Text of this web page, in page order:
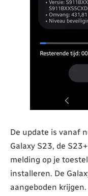
De update is vanaf
Galaxy S23, de
melding op je
installeren. De
aangeboden krijgen.